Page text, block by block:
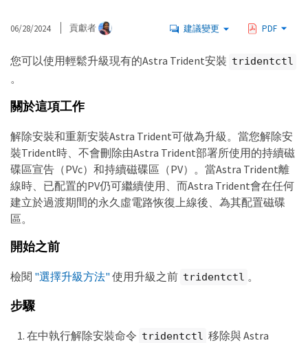
06/28/2024 貢獻者 建議變更 PDF
您可以使用輕鬆升級現有的Astra Trident安裝 tridentctl
。
關於這項工作
解除安裝和重新安裝Astra Trident可做為升級。當您解除安
裝Trident時、不會刪除由Astra Trident部署所使用的持續磁
碟區宣告（PVc）和持續磁碟區（PV）。當Astra Trident離
線時、已配置的PV仍可繼續使用、而Astra Trident會在任何
建立於過渡期間的永久虛電路恢復上線後、為其配置磁碟
區。
開始之前
檢閱 "選擇升級方法" 使用升級之前 tridentctl 。
步驟
在中執行解除安裝命令 tridentctl 移除與 Astra